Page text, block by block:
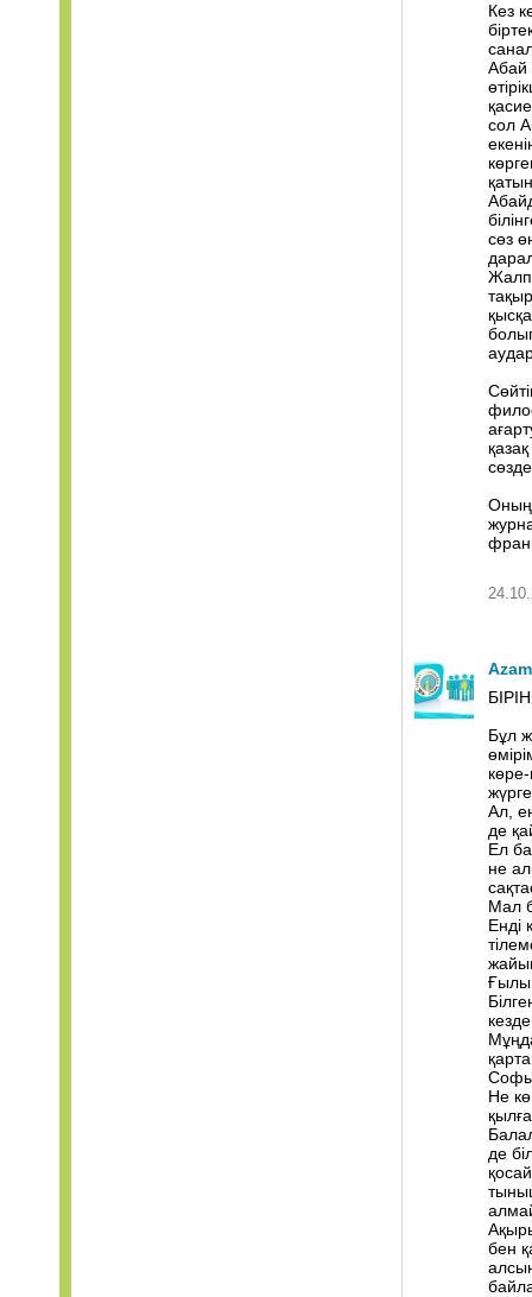
Кез
Абай
сол
сөз
Оның
Бұл
Ал,
де
Ел
не
Мал
Енді
Не
де
бен